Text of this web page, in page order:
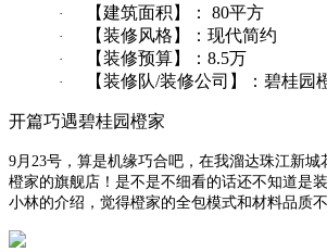
· 【建筑面积】： 80平方
· 【装修风格】：现代简约
· 【装修预算】：8.5万
· 【装修队/装修公司】：碧桂园
开篇巧遇碧桂园橙家
9 月23号，算是机缘巧合吧，在我溜达珠江新城
橙家的旗舰店！是不是不细看的话还不知道是
小林的介绍，觉得橙家的全包模式和材料品质不